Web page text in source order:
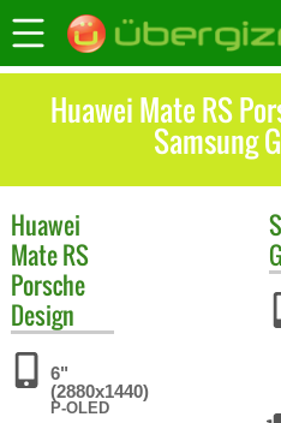
Huawei Mate RS
Samsung
Huawei
Mate RS
Porsche
Design
6"
(2880x1440)
P-OLED